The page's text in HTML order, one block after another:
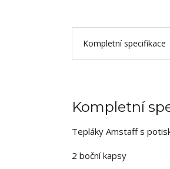
Kompletní specifikace
Kompletní
Tepláky Amstaff s
2 boční kapsy